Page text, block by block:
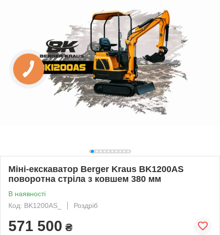
Міні-екскаватор Berger Kraus BK1200AS
поворотна стріла з ковшем 380 мм
В наявності
Код: BK1200AS_
Роздріб
571 500 ₴